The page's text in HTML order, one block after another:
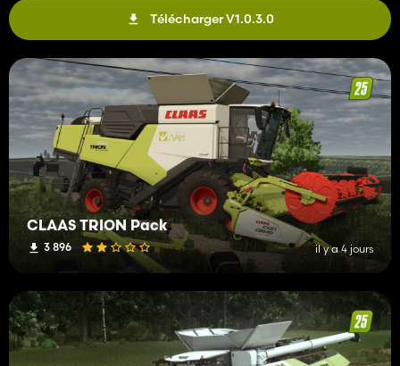
Télécharger V1.0.3.0
CLAAS TRION Pack
3 896 il y a 4 jours